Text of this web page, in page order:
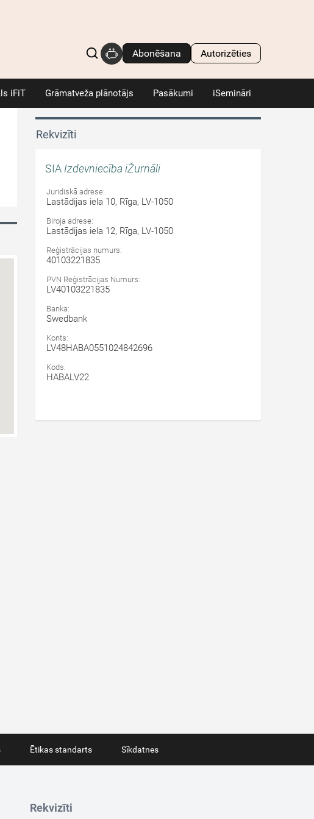
Abonēšana Autorizēties
iFiT Grāmatveža plānotājs Pasākumi iSemināri
Rekvizīti
SIA Izdevniecība iŽurnāli
Juridiskā adrese:
Lastādijas iela 10, Rīga, LV-1050
Biroja adrese:
Lastādijas iela 12, Rīga, LV-1050
Reģistrācijas numurs:
40103221835
PVN Reģistrācijas Numurs:
LV40103221835
Banka:
Swedbank
Konts:
LV48HABA0551024842696
Kods:
HABALV22
Ētikas standarts Sīkdatnes
Rekvizīti